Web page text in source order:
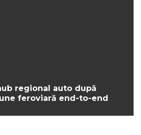
regional auto după
feroviară end-to-end